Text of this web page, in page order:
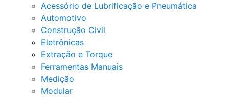
Acessório de Lubrificação e Pneumática
Automotivo
Construção Civil
Eletrônicas
Extração e Torque
Ferramentas Manuais
Medição
Modular